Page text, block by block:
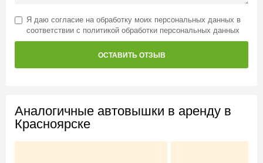
Я даю согласие на обработку моих персональных данных в
соответствии с политикой обработки персональных данных
ОСТАВИТЬ ОТЗЫВ
Аналогичные автовышки в аренду в
Красноярске